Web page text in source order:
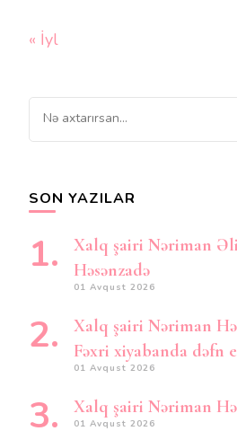
« İyl
Bir
şey
SON YAZILAR
Xalq şairi Nəriman
Həsənzadə
01 Avqust 2026
Xalq şairi Nəriman
Fəxri xiyabanda dəfn
01 Avqust 2026
Xalq şairi Nəriman
01 Avqust 2026